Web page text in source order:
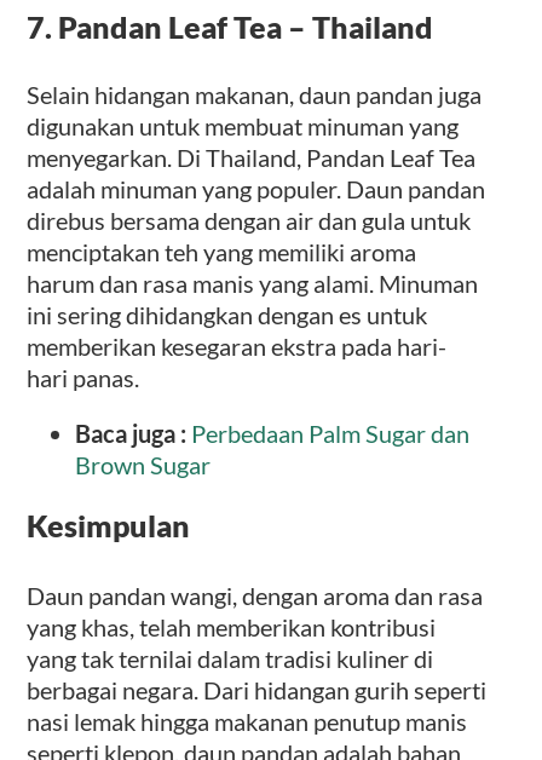
7. Pandan Leaf Tea – Thailand
Selain hidangan makanan, daun pandan juga
digunakan untuk membuat minuman yang
menyegarkan. Di Thailand, Pandan Leaf Tea
adalah minuman yang populer. Daun pandan
direbus bersama dengan air dan gula untuk
menciptakan teh yang memiliki aroma
harum dan rasa manis yang alami. Minuman
ini sering dihidangkan dengan es untuk
memberikan kesegaran ekstra pada hari-
hari panas.
Baca juga : Perbedaan Palm Sugar dan
Brown Sugar
Kesimpulan
Daun pandan wangi, dengan aroma dan rasa
yang khas, telah memberikan kontribusi
yang tak ternilai dalam tradisi kuliner di
berbagai negara. Dari hidangan gurih seperti
nasi lemak hingga makanan penutup manis
seperti klepon, daun pandan adalah bahan